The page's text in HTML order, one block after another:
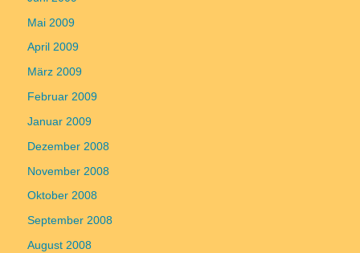
Mai 2009
April 2009
März 2009
Februar 2009
Januar 2009
Dezember 2008
November 2008
Oktober 2008
September 2008
August 2008